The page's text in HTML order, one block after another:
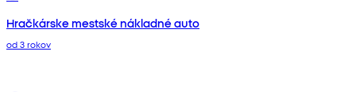
Hračkárske mestské nákladné auto
od 3 rokov